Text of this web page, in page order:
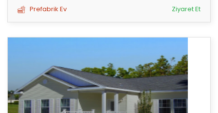
Prefabrik Ev Ziyaret Et